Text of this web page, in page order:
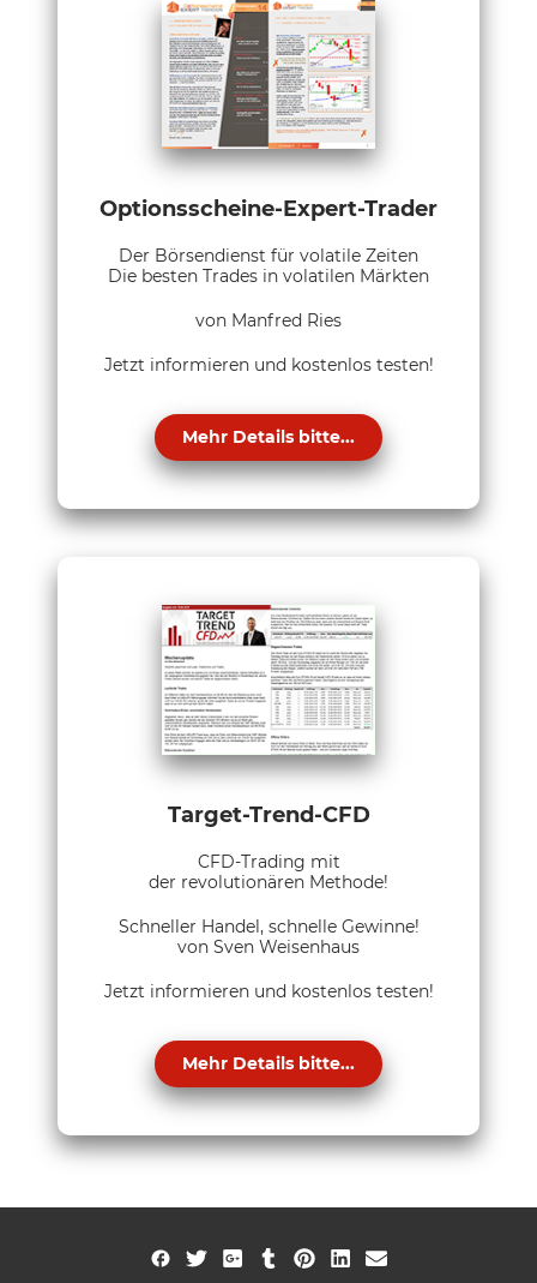
Optionsscheine-Expert-Trader
Der Börsendienst für volatile Zeiten
Die besten Trades in volatilen Märkten
von Manfred Ries
Jetzt informieren und kostenlos testen!
Mehr Details bitte...
Target-Trend-CFD
CFD-Trading mit
der revolutionären Methode!
Schneller Handel, schnelle Gewinne!
von Sven Weisenhaus
Jetzt informieren und kostenlos testen!
Mehr Details bitte...